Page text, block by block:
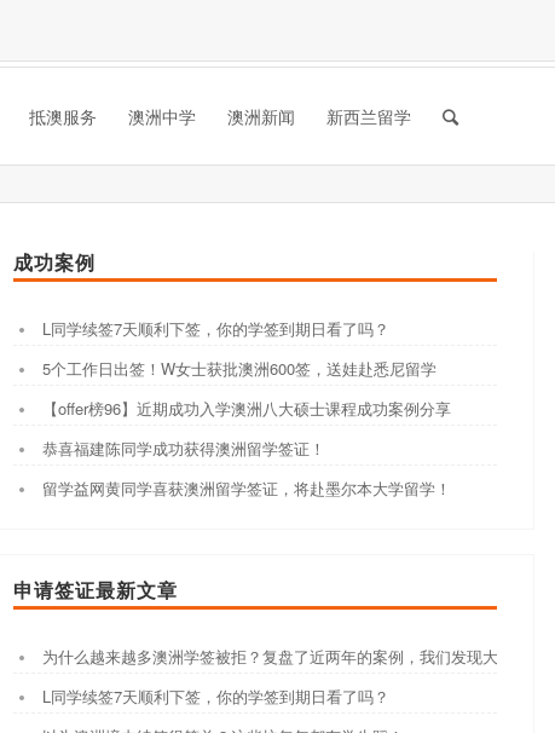
抵澳服务 澳洲中学 澳洲新闻 新西兰留学
成功案例
L同学续签7天顺利下签，你的学签到期日看了吗？
5个工作日出签！W女士获批澳洲600签，送娃赴悉尼留学
【offer榜96】近期成功入学澳洲八大硕士课程成功案例分享
恭喜福建陈同学成功获得澳洲留学签证！
留学益网黄同学喜获澳洲留学签证，将赴墨尔本大学留学！
申请签证最新文章
为什么越来越多澳洲学签被拒？复盘了近两年的案例，我们发现大家都踩
L同学续签7天顺利下签，你的学签到期日看了吗？